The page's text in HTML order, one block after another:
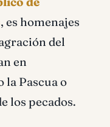
, es homenajes
del
en
la Pascua o
los pecados.